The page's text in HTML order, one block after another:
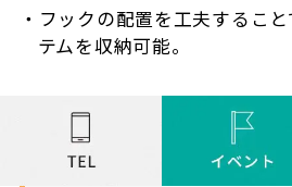
フックの配置を工夫するこ
テムを収納可能。
まとめ